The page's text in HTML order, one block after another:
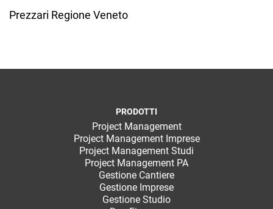
Prezzari Regione Veneto
PRODOTTI
Project Management
Project Management Imprese
Project Management Studi
Project Management PA
Gestione Cantiere
Gestione Imprese
Gestione Studio